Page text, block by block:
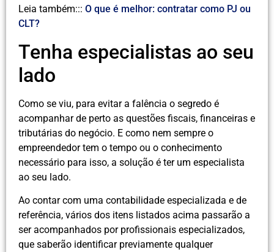
Leia também::: O que é melhor: contratar como PJ ou
CLT?
Tenha especialistas ao seu
lado
Como se viu, para evitar a falência o segredo é
acompanhar de perto as questões fiscais, financeiras e
tributárias do negócio. E como nem sempre o
empreendedor tem o tempo ou o conhecimento
necessário para isso, a solução é ter um especialista
ao seu lado.
Ao contar com uma contabilidade especializada e de
referência, vários dos itens listados acima passarão a
ser acompanhados por profissionais especializados,
que saberão identificar previamente qualquer